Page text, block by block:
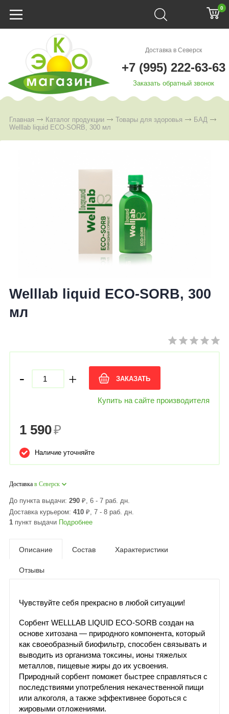
0
Доставка в Северск
+7 (995) 222-63-63
Заказать обратный звонок
Главная Каталог продукции Товары для здоровья
БАД
Welllab liquid ECO-SORB, 300 мл
Welllab liquid ECO-SORB, 300
мл
- + ЗАКАЗАТЬ
Купить на сайте производителя
1 590₽
Наличие уточняйте
Доставка в Северск
До пункта выдачи: 290 ₽, 6 - 7 раб. дн.
Доставка курьером: 410 ₽, 7 - 8 раб. дн.
1 пункт выдачи Подробнее
Описание Состав Характеристики
Отзывы
Чувствуйте себя прекрасно в любой ситуации!
Сорбент WELLLAB LIQUID ECO-SORB создан на
основе хитозана — природного компонента, который
как своеобразный биофильтр, способен связывать и
выводить из организма токсины, ионы тяжелых
металлов, пищевые жиры до их усвоения.
Природный сорбент поможет быстрее справляться с
последствиями употребления некачественной пищи
или алкоголя, а также эффективнее бороться с
жировыми отложениями.